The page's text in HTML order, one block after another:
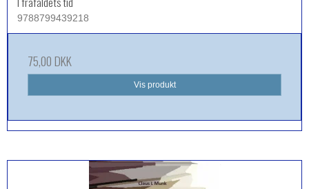
9788799439218
75,00 DKK
Vis produkt